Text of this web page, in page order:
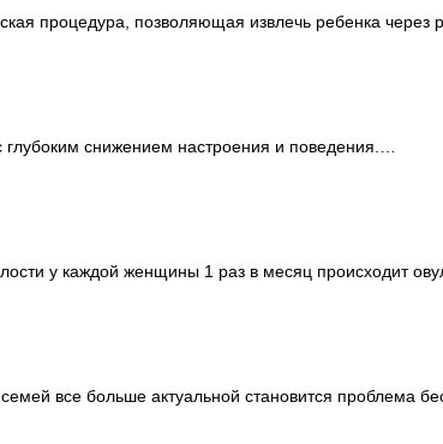
процедура, позволяющая извлечь ребенка через
глубоким снижением настроения и поведения.…
у каждой женщины 1 раз в месяц происходит
все больше актуальной становится проблема